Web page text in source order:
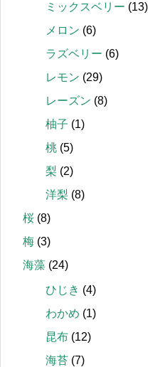
ミックスベリー (13)
メロン (6)
ラズベリー (6)
レモン (29)
レーズン (8)
柚子 (1)
桃 (5)
梨 (2)
洋梨 (8)
桜 (8)
梅 (3)
海藻 (24)
ひじき (4)
わかめ (1)
昆布 (12)
海苔 (7)